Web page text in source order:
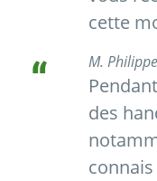
cette
M.
des